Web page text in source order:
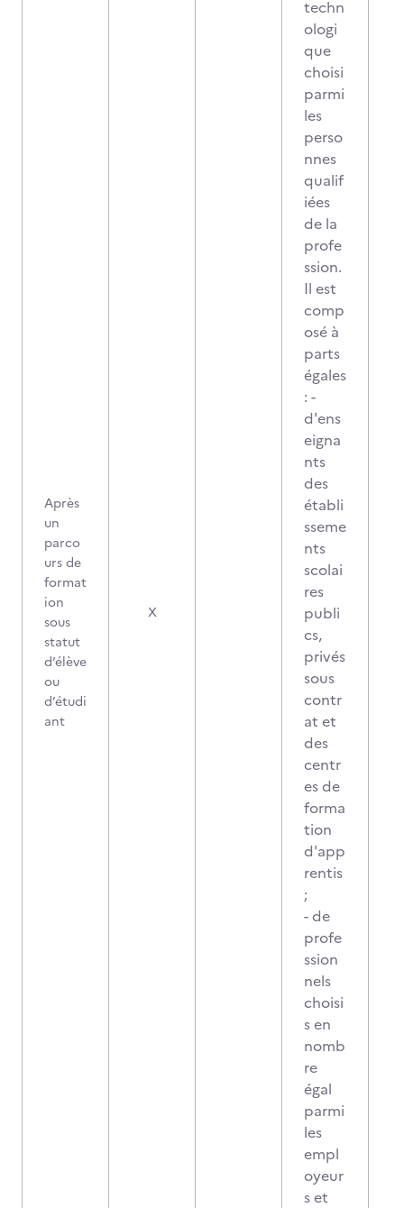
Après
un
parco
urs de
format
ion
sous
statut
d’élève
ou
d’étudi
ant
X
techn
ologi
que
choisi
parmi
les
perso
nnes
qualif
iées
de la
profe
ssion.
Il est
comp
osé à
parts
égales
: -
d'ens
eigna
nts
des
établi
sseme
nts
scolai
res
publi
cs,
privés
sous
contr
at et
des
centr
es de
forma
tion
d'app
rentis
;
- de
profe
ssion
nels
choisi
s en
nomb
re
égal
parmi
les
empl
oyeur
s et